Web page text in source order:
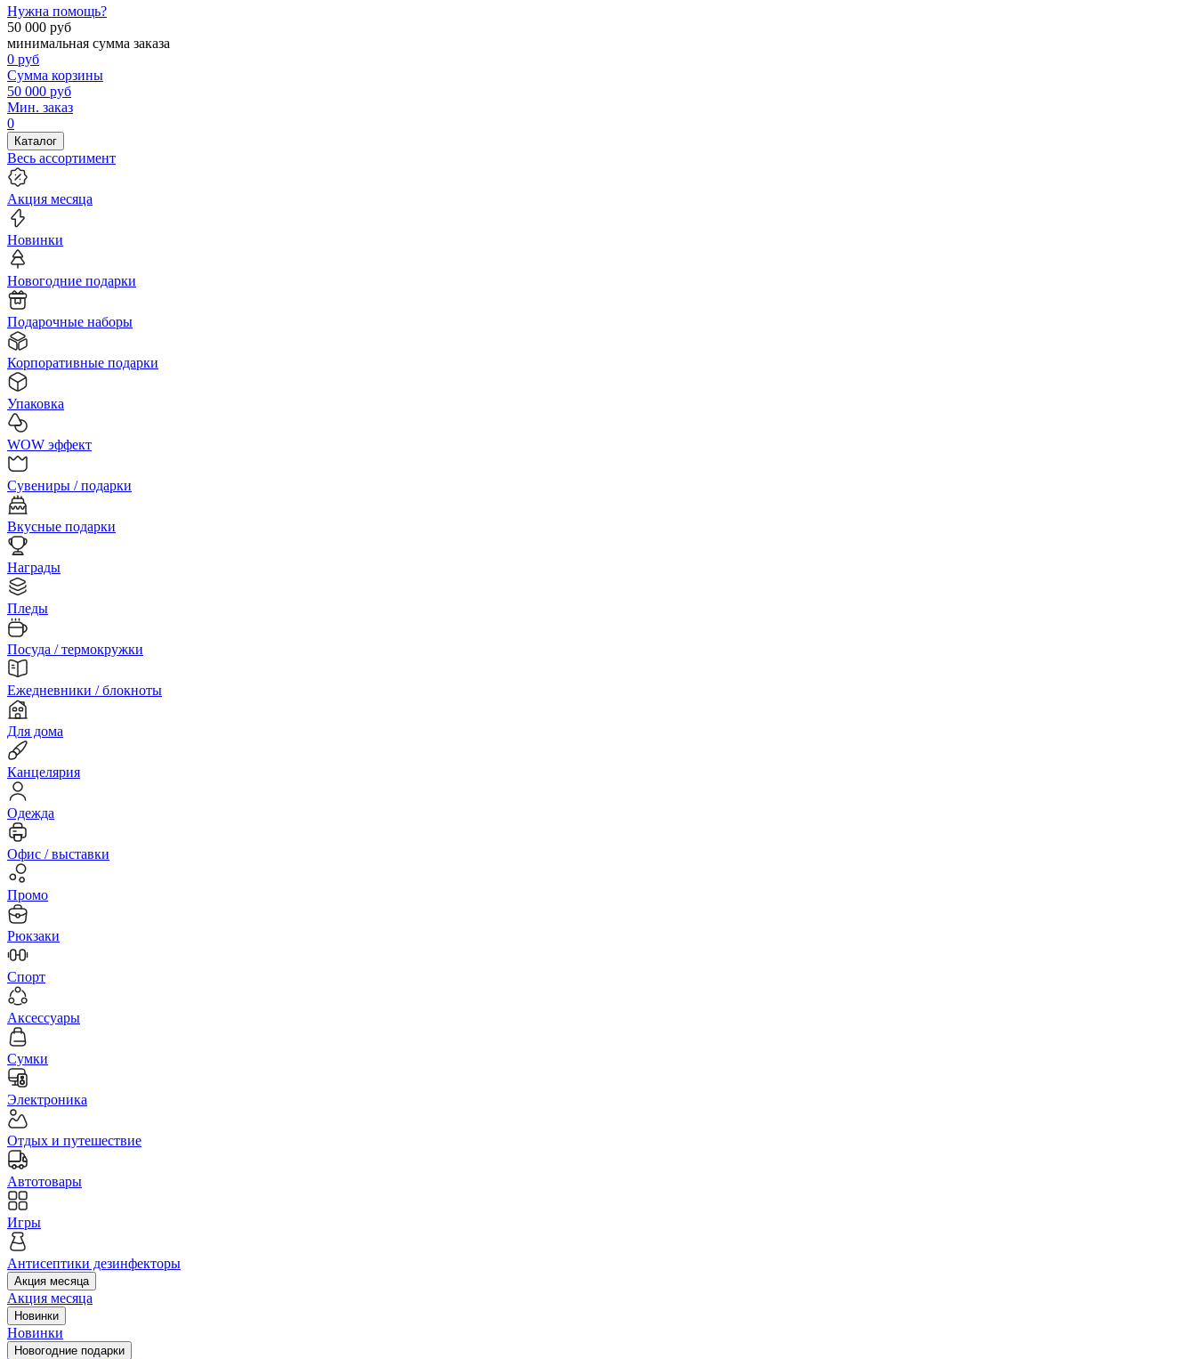
Нужна помощь?
50 000 руб
минимальная сумма заказа
0 руб
Сумма корзины
50 000 руб
Мин. заказ
0
Каталог
Весь ассортимент
Акция месяца
Новинки
Новогодние подарки
Подарочные наборы
Корпоративные подарки
Упаковка
WOW эффект
Сувениры / подарки
Вкусные подарки
Награды
Пледы
Посуда / термокружки
Ежедневники / блокноты
Для дома
Канцелярия
Одежда
Офис / выставки
Промо
Рюкзаки
Спорт
Аксессуары
Сумки
Электроника
Отдых и путешествие
Автотовары
Игры
Антисептики дезинфекторы
Акция месяца
Акция месяца
Новинки
Новинки
Новогодние подарки